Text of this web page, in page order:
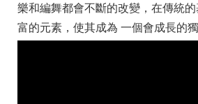
樂和編舞都會不斷的改變，在傳統
富的元素，使其成為 一個會成長的獨